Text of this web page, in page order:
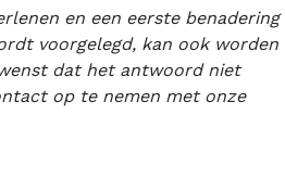
en een eerste benadering
voorgelegd, kan ook worden
dat het antwoord niet
op te nemen met onze